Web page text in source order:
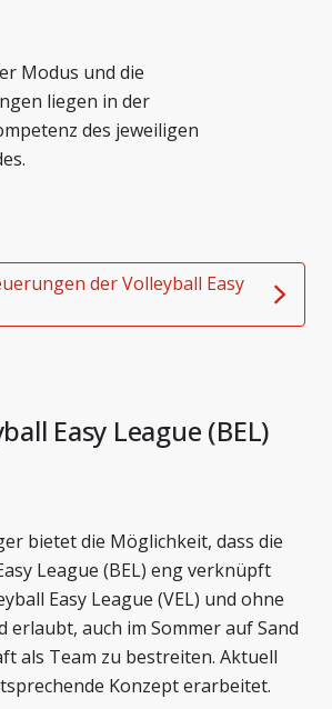
Modus und die
liegen in der
des jeweiligen
der Volleyball Easy
Easy League (BEL)
bietet die Möglichkeit, dass die
League (BEL) eng verknüpft
Easy League (VEL) und ohne
erlaubt, auch im Sommer auf Sand
als Team zu bestreiten. Aktuell
Konzept erarbeitet.